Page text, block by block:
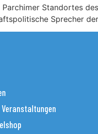
Standortes
Sprecher